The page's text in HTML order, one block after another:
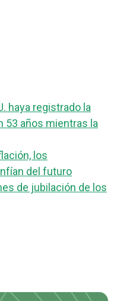
haya registrado la
53 años mientras la
los
del futuro
de jubilación de los